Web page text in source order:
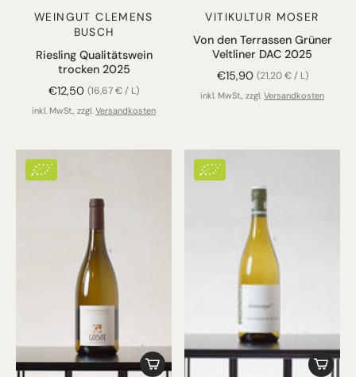
WEINGUT CLEMENS
BUSCH
Riesling Qualitätswein
trocken 2025
€12,50 (16,67 € / L)
inkl. MwSt., zzgl. Versandkosten
VITIKULTUR MOSER
Von den Terrassen Grüner
Veltliner DAC 2025
€15,90 (21,20 € / L)
inkl. MwSt., zzgl. Versandkosten